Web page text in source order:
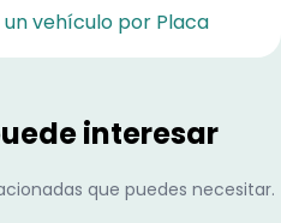
vehículo por Placa
interesar
que puedes necesitar.